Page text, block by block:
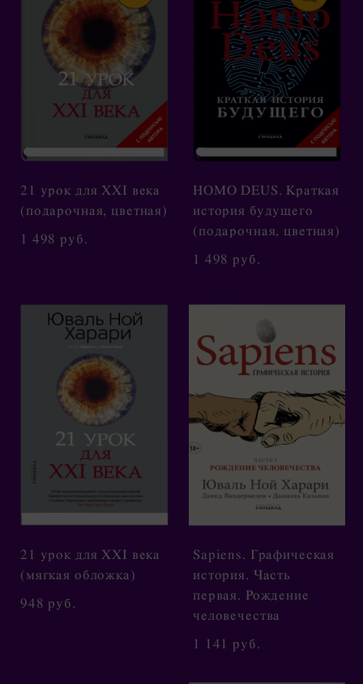
21 урок для XXI века
(подарочная, цветная)
1 498 pуб.
HOMO DEUS. Краткая
история будущего
(подарочная, цветная)
1 498 pуб.
21 урок для XXI века
(мягкая обложка)
948 pуб.
Sapiens. Графическая
история. Часть
первая. Рождение
человечества
1 141 pуб.